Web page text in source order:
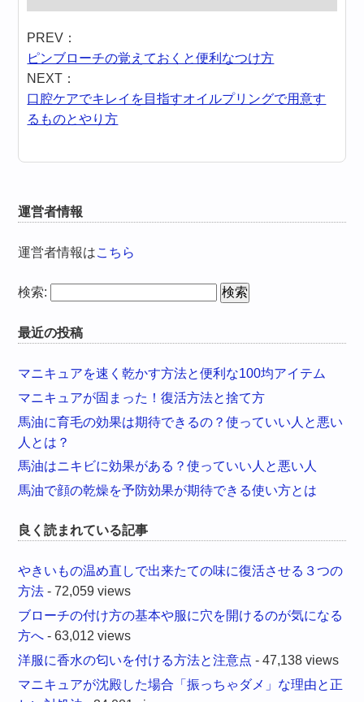
PREV：
ピンブローチの覚えておくと便利なつけ方
NEXT：
口腔ケアでキレイを目指すオイルプリングで用意す
るものとやり方
運営者情報
運営者情報はこちら
検索:
最近の投稿
マニキュアを速く乾かす方法と便利な100均アイテム
マニキュアが固まった！復活方法と捨て方
馬油に育毛の効果は期待できるの？使っていい人と悪い
人とは？
馬油はニキビに効果がある？使っていい人と悪い人
馬油で顔の乾燥を予防効果が期待できる使い方とは
良く読まれている記事
やきいもの温め直しで出来たての味に復活させる３つの
方法 - 72,059 views
ブローチの付け方の基本や服に穴を開けるのが気になる
方へ - 63,012 views
洋服に香水の匂いを付ける方法と注意点 - 47,138 views
マニキュアが沈殿した場合「振っちゃダメ」な理由と正